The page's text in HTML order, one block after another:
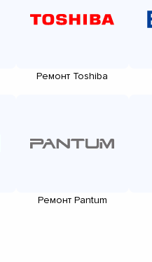
Ремонт Toshiba
Ремонт Pantum